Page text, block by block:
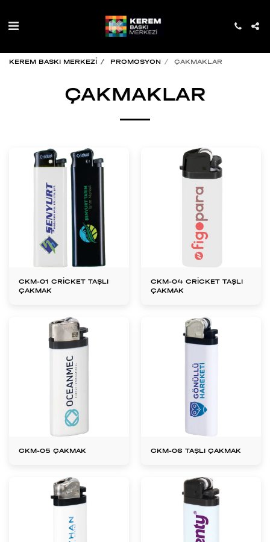
KEREM BASKI MERKEZİ PROMOSYON ÇAKMAKLAR
ÇAKMAKLAR
CKM-01 CRİCKET TAŞLI
ÇAKMAK
CKM-04 CRİCKET TAŞLI
ÇAKMAK
CKM-05 ÇAKMAK CKM-06 TAŞLI ÇAKMAK